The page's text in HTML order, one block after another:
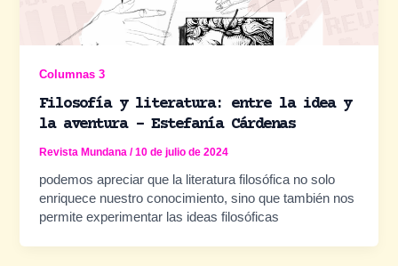
Columnas 3
Filosofía y literatura: entre la idea y
la aventura – Estefanía Cárdenas
Revista Mundana/10 de julio de 2024
podemos apreciar que la literatura filosófica no solo
enriquece nuestro conocimiento, sino que también nos
permite experimentar las ideas filosóficas